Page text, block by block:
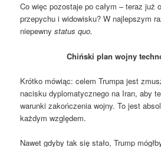
Co więc pozostaje po całym – teraz już
przepychu i widowisku? W najlepszym
niepewny status quo.
Chiński plan wojny
Krótko mówiąc: celem Trumpa jest
nacisku dyplomatycznego na Iran, aby
warunki zakończenia wojny. To jest
każdym względem.
Nawet gdyby tak się stało, Trump